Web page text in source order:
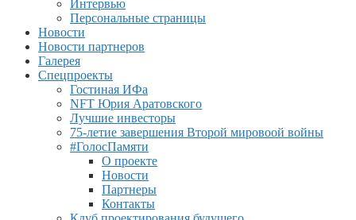
Интервью
Персональные страницы
Новости
Новости партнеров
Галерея
Спецпроекты
Гостиная ИФа
NFT Юрия Аратовского
Лучшие инвесторы
75-летие завершения Второй мировоой войны
#ГолосПамяти
О проекте
Новости
Партнеры
Контакты